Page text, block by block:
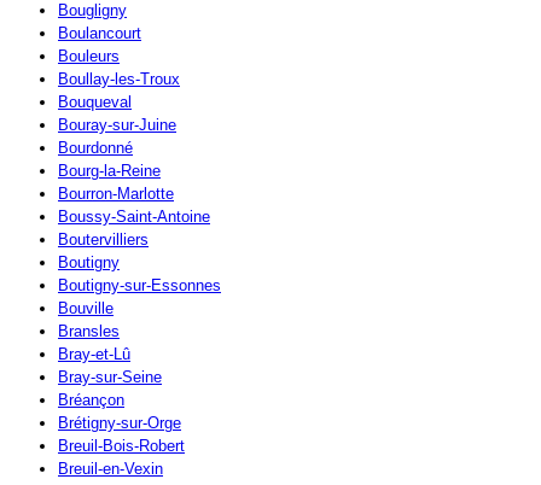
Bougligny
Boulancourt
Bouleurs
Boullay-les-Troux
Bouqueval
Bouray-sur-Juine
Bourdonné
Bourg-la-Reine
Bourron-Marlotte
Boussy-Saint-Antoine
Boutervilliers
Boutigny
Boutigny-sur-Essonnes
Bouville
Bransles
Bray-et-Lû
Bray-sur-Seine
Bréançon
Brétigny-sur-Orge
Breuil-Bois-Robert
Breuil-en-Vexin